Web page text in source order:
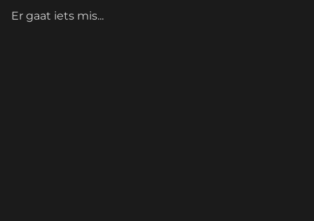
Er gaat iets mis...